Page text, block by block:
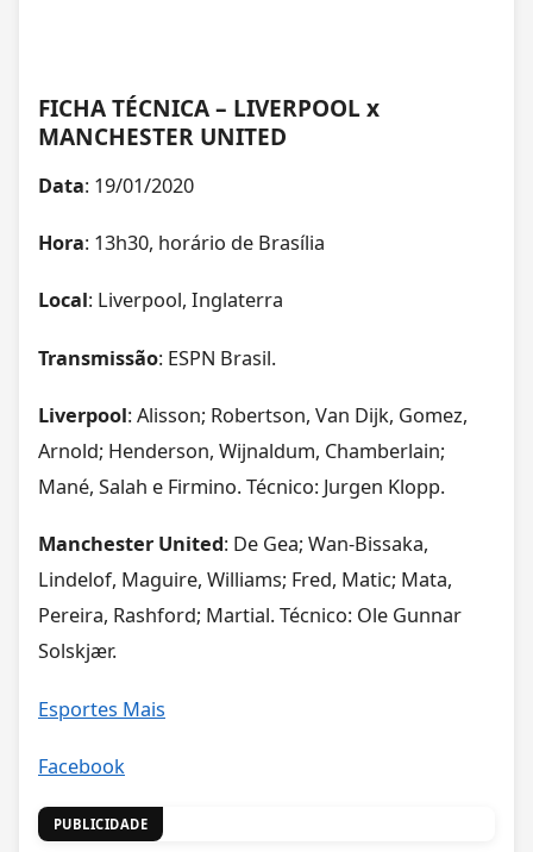
FICHA TÉCNICA – LIVERPOOL x
MANCHESTER UNITED
Data: 19/01/2020
Hora: 13h30, horário de Brasília
Local: Liverpool, Inglaterra
Transmissão: ESPN Brasil.
Liverpool: Alisson; Robertson, Van Dijk, Gomez,
Arnold; Henderson, Wijnaldum, Chamberlain;
Mané, Salah e Firmino. Técnico: Jurgen Klopp.
Manchester United: De Gea; Wan-Bissaka,
Lindelof, Maguire, Williams; Fred, Matic; Mata,
Pereira, Rashford; Martial. Técnico: Ole Gunnar
Solskjær.
Esportes Mais
Facebook
PUBLICIDADE